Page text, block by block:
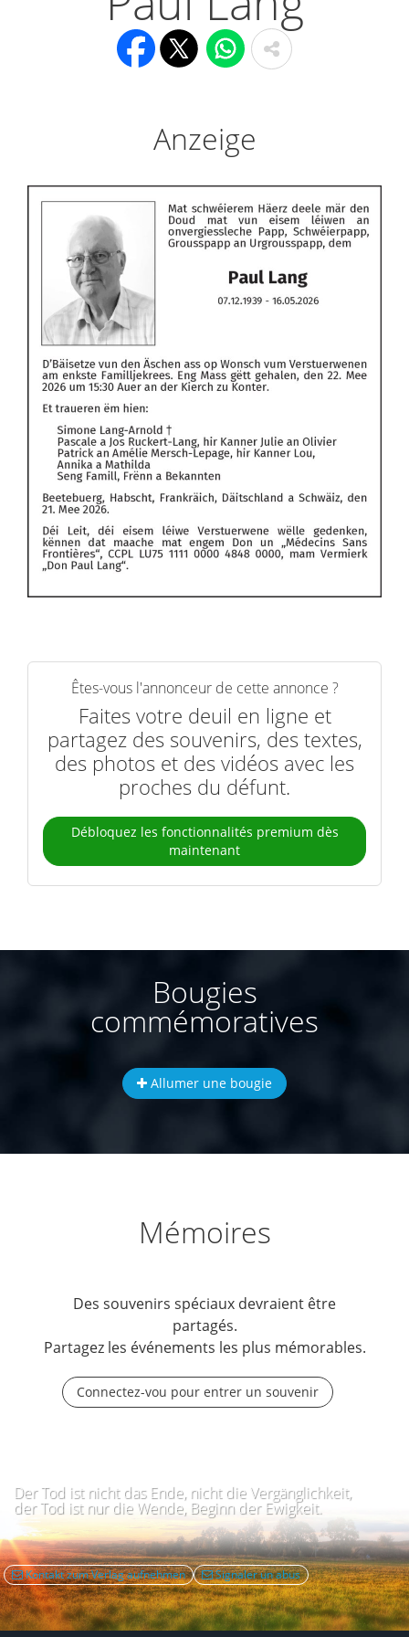
Anzeige
Êtes-vous l'annonceur de cette annonce ?
Faites votre deuil en ligne et
partagez des souvenirs, des textes,
des photos et des vidéos avec les
proches du défunt.
Débloquez les fonctionnalités premium dès
maintenant
Bougies
commémoratives
Allumer une bougie
Mémoires
Des souvenirs spéciaux devraient être
partagés.
Partagez les événements les plus mémorables.
Connectez-vou pour entrer un souvenir
Der Tod ist nicht das Ende, nicht die Vergänglichkeit,
der Tod ist nur die Wende, Beginn der Ewigkeit.
Kontakt zum Verlag aufnehmen Signaler un abus